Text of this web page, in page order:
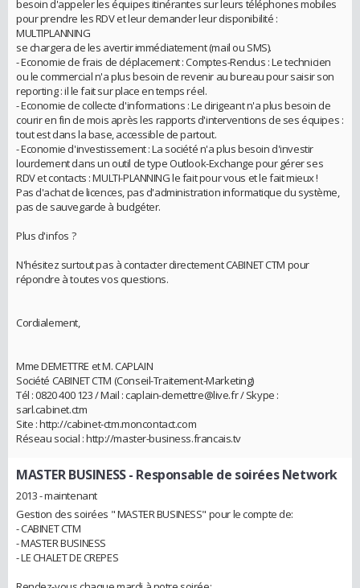
besoin d'appeler les équipes itinérantes sur leurs téléphones mobiles
pour prendre les RDV et leur demander leur disponibilité :
MULTIPLANNING
se chargera de les avertir immédiatement (mail ou SMS).
- Economie de frais de déplacement : Comptes-Rendus : Le technicien
ou le commercial n'a plus besoin de revenir au bureau pour saisir son
reporting : il le fait sur place en temps réel.
- Economie de collecte d'informations : Le dirigeant n'a plus besoin de
courir en fin de mois après les rapports d'interventions de ses équipes :
tout est dans la base, accessible de partout.
- Economie d'investissement : La société n'a plus besoin d'investir
lourdement dans un outil de type Outlook-Exchange pour gérer ses
RDV et contacts : MULTI-PLANNING le fait pour vous et le fait mieux !
Pas d'achat de licences, pas d'administration informatique du système,
pas de sauvegarde à budgéter.
Plus d'infos ?
N'hésitez surtout pas à contacter directement CABINET CTM pour
répondre à toutes vos questions.
Cordialement,
Mme DEMETTRE et M. CAPLAIN
Société CABINET CTM (Conseil-Traitement-Marketing)
Tél : 0820 400 123 / Mail : caplain-demettre@live.fr / Skype :
sarl.cabinet.ctm
Site : http://cabinet-ctm.moncontact.com
Réseau social : http://master-business.francais.tv
MASTER BUSINESS- Responsable de soirées Network
2013 - maintenant
Gestion des soirées " MASTER BUSINESS" pour le compte de:
- CABINET CTM
- MASTER BUSINESS
- LE CHALET DE CREPES